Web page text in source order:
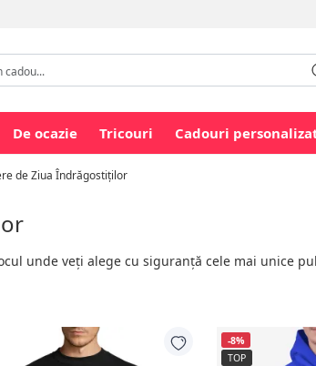
De ocazie Tricouri Cadouri
de Ziua Îndrăgostiților
unde veți alege cu siguranță cele mai unice
-8%
TOP